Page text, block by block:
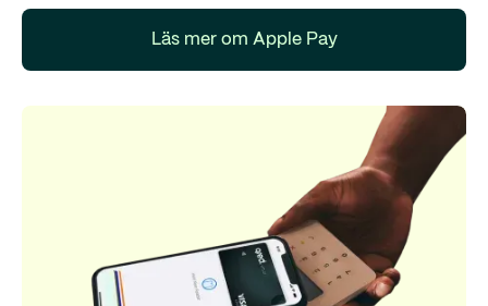
Läs mer om Apple Pay